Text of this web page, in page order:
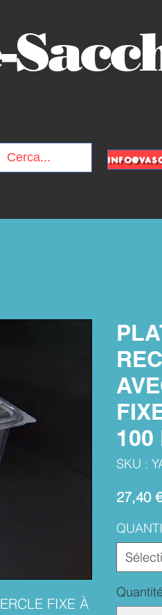
FIXE À
100
SKU :
27,40 €
Quantité